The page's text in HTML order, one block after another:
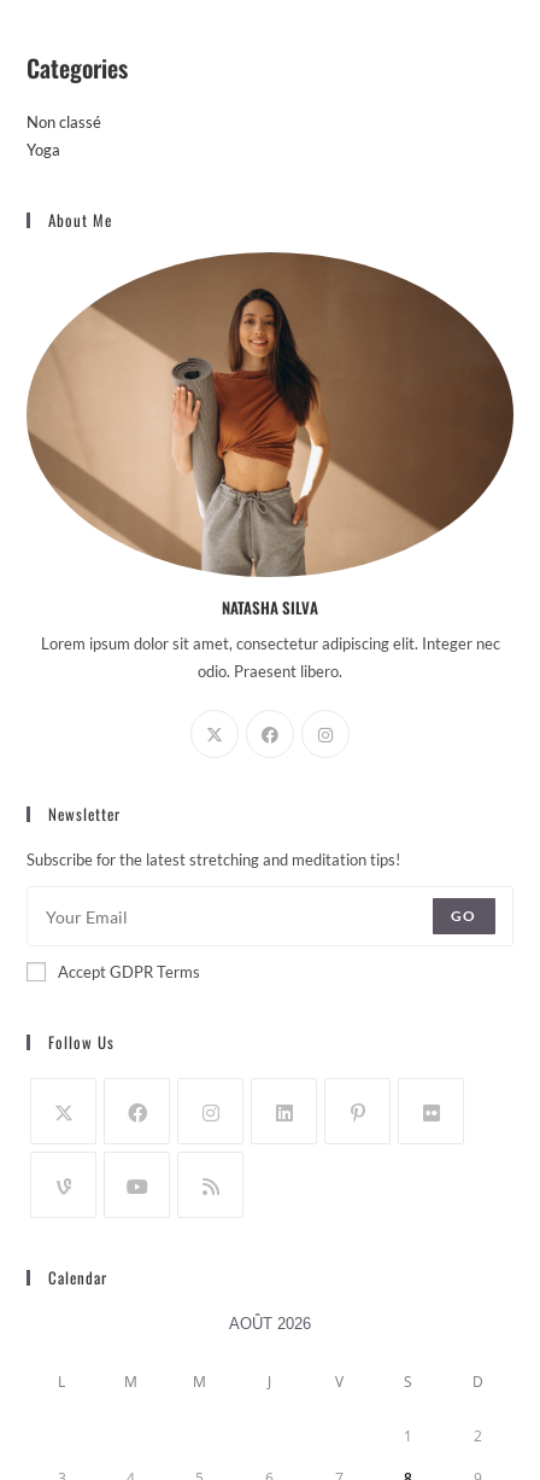
Categories
Non classé
Yoga
About Me
NATASHA SILVA
Lorem ipsum dolor sit amet, consectetur adipiscing elit. Integer nec
odio. Praesent libero.
Newsletter
Subscribe for the latest stretching and meditation tips!
GO
Accept GDPR Terms
Follow Us
Calendar
AOÛT 2026
L M M J V S D
1 2